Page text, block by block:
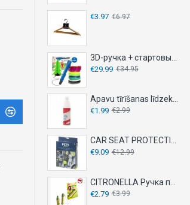
€3.97 €6.97
€29.99 €34.95
Apavu tīrīšanas līdzeklis 150ml
€1.99 €2.99
CAR SEAT PROTECTION COVER
€9.09 €12.99
€2.79 €3.99